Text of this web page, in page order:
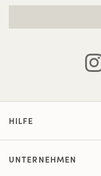
HILFE
UNTERNEHMEN